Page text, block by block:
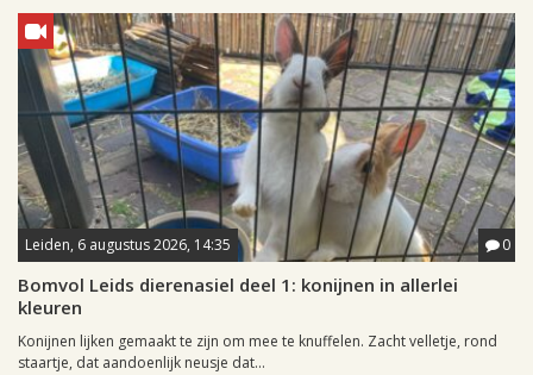
Leiden, 6 augustus 2026, 14:35 0
Bomvol Leids dierenasiel deel 1: konijnen in allerlei
kleuren
Konijnen lijken gemaakt te zijn om mee te knuffelen. Zacht velletje, rond
staartje, dat aandoenlijk neusje dat...